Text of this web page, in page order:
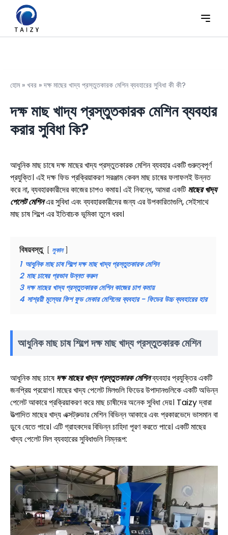
হোম» খবর »দক্ষ মাছের খাদ্য প্রস্তুতকারক মেশিন ব্যবহারের সুবিধা কী কী?
দক্ষ মাছ খাদ্য প্রস্তুতকারক মেশিন ব্যবহার
করার সুবিধা কি?
আধুনিক মাছ চাষে দক্ষ মাছের খাদ্য প্রস্তুতকারক মেশিন ব্যবহার একটি গুরুত্বপূর্ণ
প্রযুক্তি। এই দক্ষ ফিড প্রক্রিয়াকরণ সরঞ্জাম কেবল মাছ চাষের ফলাফলই উন্নত
করে না, ব্যবহারকারীদের কাজের চাপও কমায়। এই নিবন্ধে, আমরা একটিমাছের খাদ্য
পেলেট মেশিনএর সুবিধা এবং ব্যবহারকারীদের জন্য এর উপকারিতাগুলি, সেইসাথে
মাছ চাষ শিল্পে এর ইতিবাচক ভূমিকা তুলে ধরব।
বিষয়বস্তু লুকান
1 আধুনিক মাছ চাষ শিল্পে দক্ষ মাছ খাদ্য প্রস্তুতকারক মেশিন
2 মাছ চাষের প্রভাব উন্নত করুন
3 দক্ষ মাছের খাদ্য প্রস্তুতকারক মেশিন কাজের চাপ কমায়
4 সাশ্রয়ী মূল্যের ফিশ ফুড মেকার মেশিনের ব্যবহার - ফিডের উচ্চ ব্যবহারের হার
আধুনিক মাছ চাষ শিল্পে দক্ষ মাছ খাদ্য প্রস্তুতকারক মেশিন
আধুনিক মাছ চাষেদক্ষ মাছের খাদ্য প্রস্তুতকারক মেশিনব্যবহার প্রযুক্তির একটি
জনপ্রিয় প্রয়োগ। মাছের খাদ্য পেলেট মিলগুলি ফিডের উপাদানগুলিকে একটি অভিন্ন
পেলেট আকারে প্রক্রিয়াকরণ করে মাছ চাষীদের অনেক সুবিধা দেয়। Taizy দ্বারা
উত্পাদিত মাছের খাদ্য এক্সট্রুডার মেশিন বিভিন্ন আকারে এবং প্রকারভেদে ভাসমান বা
ডুবে যেতে পারে। এটি গ্রাহকদের বিভিন্ন চাহিদা পূরণ করতে পারে। একটি মাছের
খাদ্য পেলেট মিল ব্যবহারের সুবিধাগুলি নিম্নরূপ: